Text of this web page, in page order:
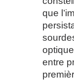
que
entre